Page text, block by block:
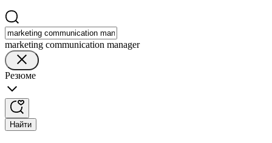
marketing communication manager
Резюме
Найти